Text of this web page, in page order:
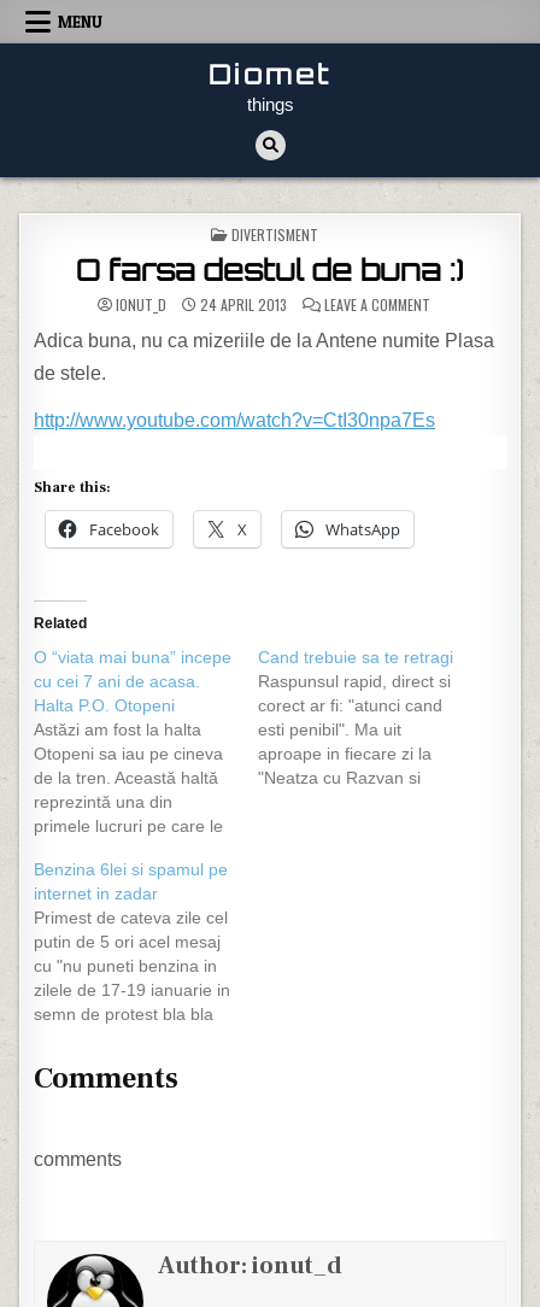
Skip to content
MENU
Diomet
things
POSTED IN
DIVERTISMENT
O farsa destul de buna :)
IONUT_D 24 APRIL 2013 LEAVE A COMMENT
Adica buna, nu ca mizeriile de la Antene numite Plasa
de stele.
http://www.youtube.com/watch?v=CtI30npa7Es
Share this:
Facebook X WhatsApp
Related
O “viata mai buna” incepe
cu cei 7 ani de acasa.
Halta P.O. Otopeni
Astăzi am fost la halta
Otopeni sa iau pe cineva
de la tren. Această haltă
reprezintă una din
primele lucruri pe care le
străin care vine la noi.
Sper să nu o folosească
niciun turist străin.
Fotografiile de mai jos
spun totul. Însă nu despre
asta…
Cand trebuie sa te retragi
Raspunsul rapid, direct si
corect ar fi: "atunci cand
esti penibil". Ma uit
aproape in fiecare zi la
"Neatza cu Razvan si
Benzina 6lei si spamul pe
internet in zadar
Primest de cateva zile cel
putin de 5 ori acel mesaj
cu "nu puneti benzina in
zilele de 17-19 ianuarie in
semn de protest bla bla
acoperire logica. Sa
aproximativ 99 de lei.…
Comments
comments
Author:ionut_d